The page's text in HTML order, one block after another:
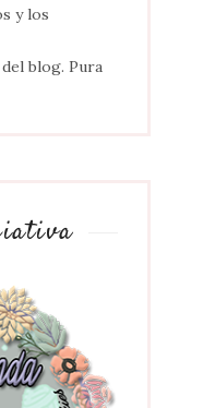
y los
blog. Pura